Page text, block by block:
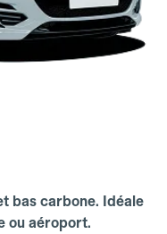
bas carbone. Idéale
ou aéroport.